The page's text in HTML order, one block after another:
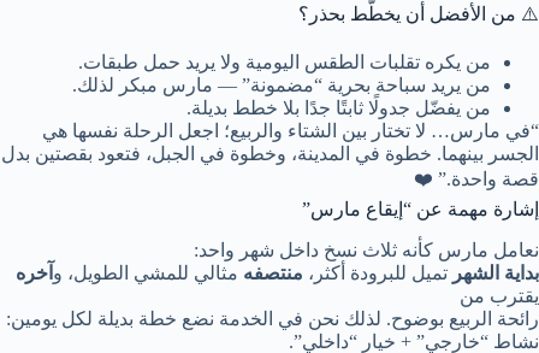
⚠️ من الأفضل أن يخطّط بحذر؟
من يكره تقلبات الطقس اليومية ولا يريد حمل طبقات.
من يريد سباحة بحرية “مضمونة” — مارس مبكر لذلك.
من يفضّل جدولًا ثابتًا جدًا بلا خطط بديلة.
“في مارس… لا تختار بين الشتاء والربيع؛ اجعل الرحلة نفسها هي
الجسر بينهما. خطوة في المدينة، وخطوة في الجبل، فتعود بقصتين بدل
قصة واحدة.” ❤️
إشارة مهمة عن “إيقاع مارس”
نعامل مارس كأنه ثلاث نسخ داخل شهر واحد:
بداية الشهر تميل للبرودة أكثر، منتصفه مثالي للمشي الطويل، و آخره
يقترب من
رائحة الربيع بوضوح. لذلك نحن في الخدمة نضع خطة بديلة لكل يومين:
نشاط “خارجي” + خيار “داخلي”.